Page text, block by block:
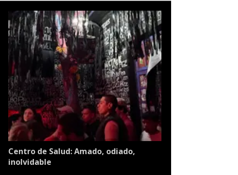
Centro de Salud: Amado, odiado,
inolvidable